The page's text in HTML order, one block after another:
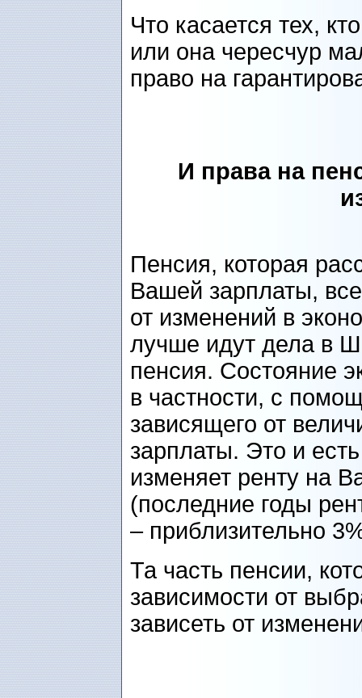
Что касается тех,
или она чересчур
право на
И права на
Пенсия, которая
Вашей зарплаты,
от изменений в
лучше идут дела в
пенсия. Состояние
в частности, с
зависящего от
зарплаты. Это и
изменяет ренту на
(последние годы
– приблизительно
Та часть пенсии,
зависимости от
зависеть от